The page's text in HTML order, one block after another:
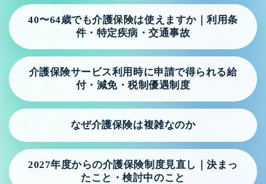
40〜64歳でも介護保険は使えますか｜利用条
件・特定疾病・交通事故
介護保険サービス利用時に申請で得られる給
付・減免・税制優遇制度
なぜ介護保険は複雑なのか
2027年度からの介護保険制度見直し｜決まっ
たこと・検討中のこと
各市町村別の介護保険料について
介護保険で使えるサービスの全体地図（要介護の方向
介護保険で使えるサービスの全体地図（要支援の方向
け）
40〜64歳でも介護保険は使えますか｜利用条件・特定疾
介護保険サービス利用時に申請で得られる給付・減免・
税制優遇制度